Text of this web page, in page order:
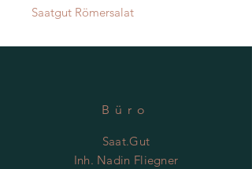
Saatgut Römersalat
Büro
Saat.Gut
Inh. Nadin Fliegner